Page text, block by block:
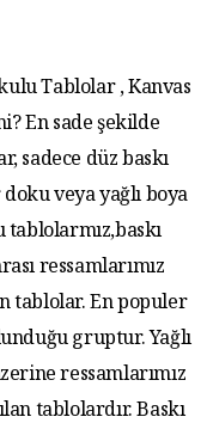
Tablolar , Kanvas
En sade şekilde
sadece düz baskı
veya yağlı boya
ressamlarımız
tablolar. En populer
gruptur. Yağlı
ressamlarımız
tablolardır. Baskı